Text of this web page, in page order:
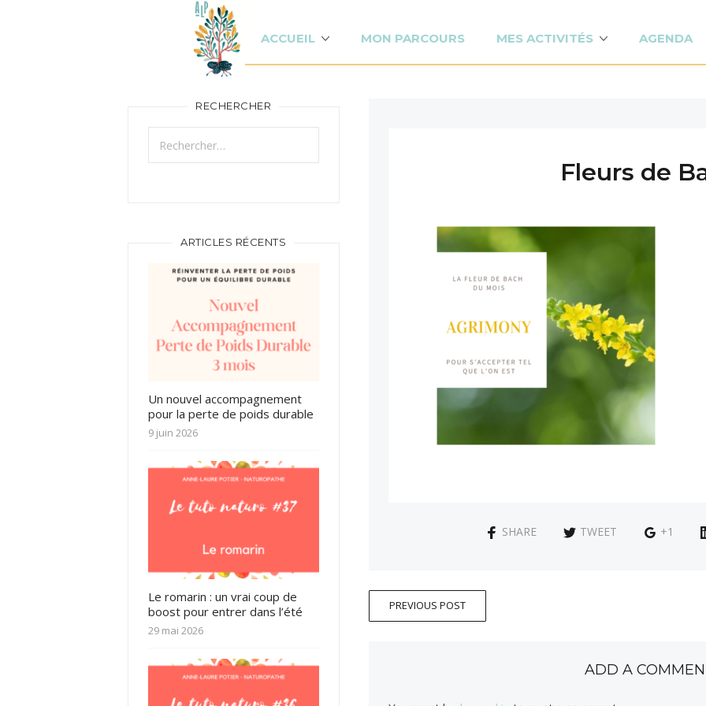
ACCUEIL MON PARCOURS MES ACTIVITÉS AGENDA
Fleurs de
SHARE TWEET +1
PREVIOUS POST
ADD A
RECHERCHER
Rechercher :
ARTICLES RÉCENTS
Un nouvel accompagnement
pour la perte de poids durable
9 juin 2026
Le romarin : un vrai coup de
boost pour entrer dans l’été
29 mai 2026